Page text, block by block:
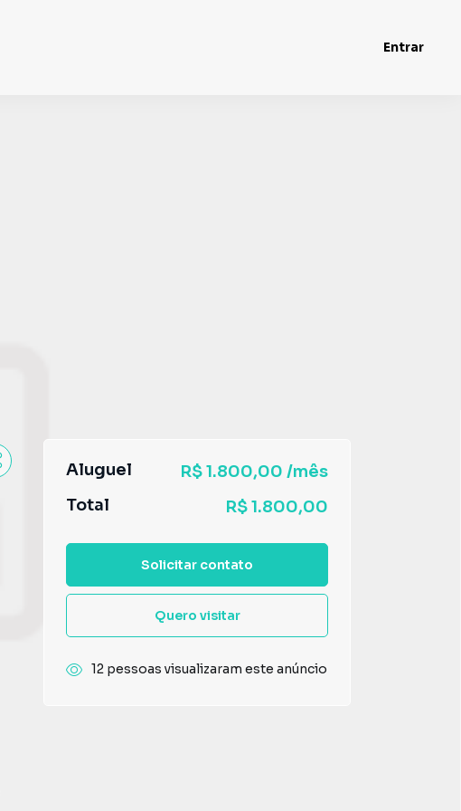
Entrar
Aluguel
R$ 1.800,00 /mês
Total
R$ 1.800,00
Solicitar contato
Quero visitar
12 pessoas visualizaram este anúncio